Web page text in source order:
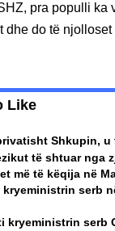
pra populli ka
dhe do të
Like
Shkupin,
të shtuar nga
më të këqija në
serb
kryeministrin serb